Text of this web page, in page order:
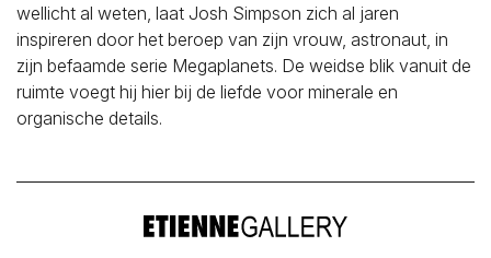
wellicht al weten, laat Josh Simpson zich al jaren
inspireren door het beroep van zijn vrouw, astronaut, in
zijn befaamde serie Megaplanets. De weidse blik vanuit de
ruimte voegt hij hier bij de liefde voor minerale en
organische details.